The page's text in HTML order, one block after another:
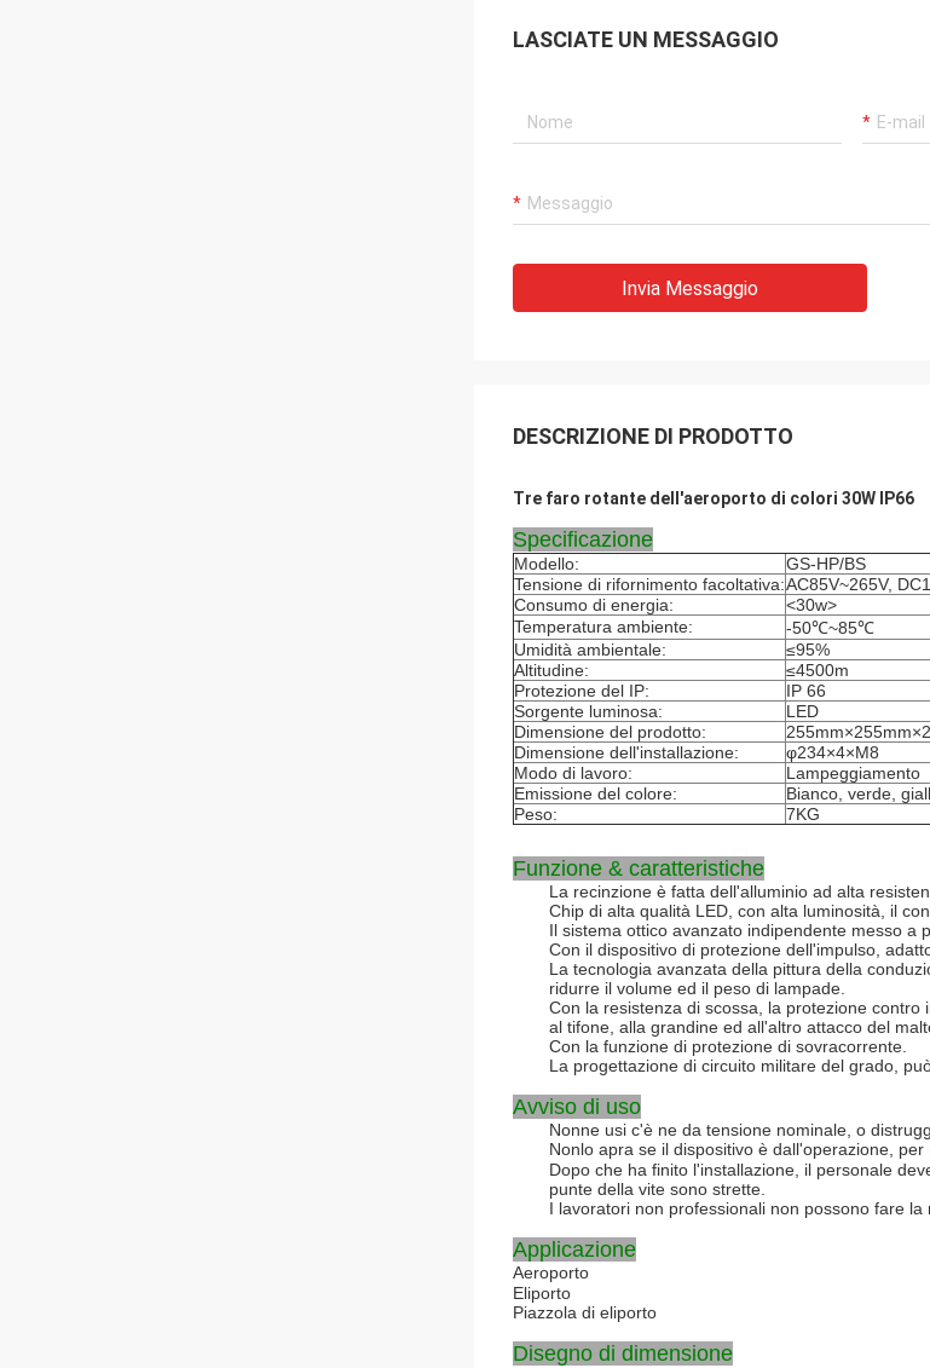
LASCIATE UN MESSAGGIO
Invia Messaggio
DESCRIZIONE DI PRODOTTO
Tre faro rotante dell'aeroporto di colori 30W IP66
Specificazione
Modello:
GS-HP/BS
Tensione di rifornimento facoltativa:AC85V~265V,
Consumo di energia:
<30w>
Temperatura ambiente:
-50℃~85℃
Umidità ambientale:
≤95%
Altitudine:
≤4500m
Protezione del IP:
IP 66
Sorgente luminosa:
LED
Dimensione del prodotto:
Dimensione dell'installazione:
φ234×4×M8
Modo di lavoro:
Lampeggiamento
Emissione del colore:
Bianco, verde,
Peso:
7KG
Funzione & caratteristiche
La recinzione è fatta dell'alluminio ad alta
Chip di alta qualità LED, con alta luminosità, il
Il sistema ottico avanzato indipendente messo a
Con il dispositivo di protezione dell'impulso,
La tecnologia avanzata della pittura della
ridurre il volume ed il peso di lampade.
Con la resistenza di scossa, la protezione
al tifone, alla grandine ed all'altro attacco del
Con la funzione di protezione di sovracorrente.
La progettazione di circuito militare del grado,
Avviso di uso
Nonne usi c'è ne da tensione nominale, o
Nonlo apra se il dispositivo è dall'operazione,
Dopo che ha finito l'installazione, il personale
punte della vite sono strette.
I lavoratori non professionali non possono fare
Applicazione
Aeroporto
Eliporto
Piazzola di eliporto
Disegno di dimensione